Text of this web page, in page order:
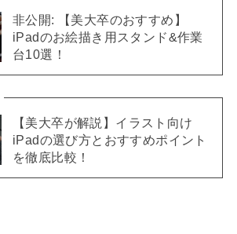
非公開: 【美大卒のおすすめ】
iPadのお絵描き用スタンド&作業
台10選！
【美大卒が解説】イラスト向け
iPadの選び方とおすすめポイント
を徹底比較！